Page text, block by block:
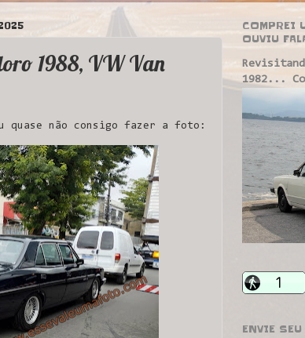
1988, VW Van
quase não consigo fazer a foto:
COMPREI
OUVIU
1982...
ENVIE SEU